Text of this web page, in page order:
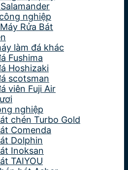
nghiệp
Rửa Bát
làm đá khác
Fushima
Hoshizaki
scotsman
viên Fuji Air
nghiệp
chén Turbo Gold
Comenda
Dolphin
Inoksan
TAIYOU